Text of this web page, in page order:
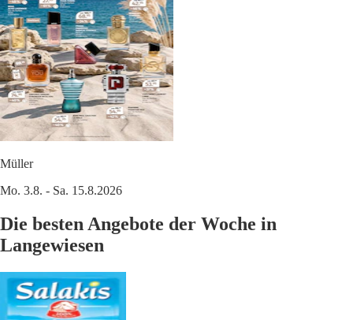
Müller
Mo. 3.8. - Sa. 15.8.2026
Die besten Angebote der Woche in
Langewiesen